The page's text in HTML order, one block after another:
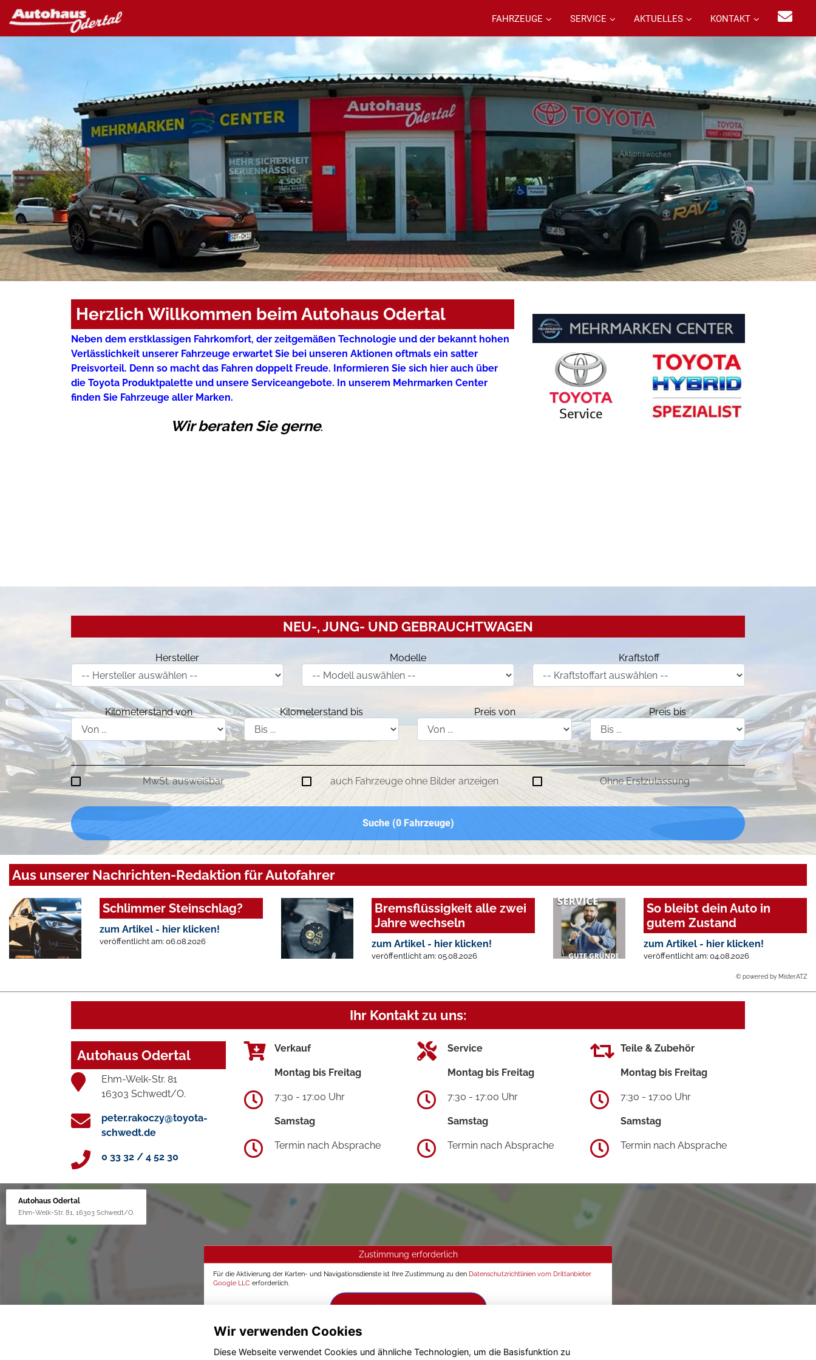
FAHRZEUGE SERVICE AKTUELLES KONTAKT
Herzlich Willkommen beim Autohaus Odertal
Neben dem erstklassigen Fahrkomfort, der zeitgemäßen Technologie und der bekannt hohen
Verlässlichkeit unserer Fahrzeuge erwartet Sie bei unseren Aktionen oftmals ein satter
Preisvorteil. Denn so macht das Fahren doppelt Freude. Informieren Sie sich hier auch über
die Toyota Produktpalette und unsere Serviceangebote. In unserem Mehrmarken Center
finden Sie Fahrzeuge aller Marken.
Wir beraten Sie gerne.
NEU-, JUNG- UND GEBRAUCHTWAGEN
Hersteller Modelle Kraftstoff
Kilometerstand von Kilometerstand bis Preis von Preis bis
MwSt. ausweisbar auch Fahrzeuge ohne Bilder anzeigen Ohne Erstzulassung
Suche (0Fahrzeuge)
Aus unserer Nachrichten-Redaktion für Autofahrer
Schlimmer Steinschlag?
zum Artikel - hier klicken!
veröffentlicht am: 06.08.2026
Bremsflüssigkeit alle zwei
Jahre wechseln
zum Artikel - hier klicken!
veröffentlicht am: 05.08.2026
So bleibt dein Auto in
gutem Zustand
zum Artikel - hier klicken!
veröffentlicht am: 04.08.2026
© powered by MisterATZ
Ihr Kontakt zu uns:
Autohaus Odertal
Ehm-Welk-Str. 81
16303 Schwedt/O.
peter.rakoczy@toyota-
schwedt.de
0 33 32 / 4 52 30
Verkauf
Montag bis Freitag
7:30 - 17:00 Uhr
Samstag
Termin nach Absprache
Service
Montag bis Freitag
7:30 - 17:00 Uhr
Samstag
Termin nach Absprache
Teile & Zubehör
Montag bis Freitag
7:30 - 17:00 Uhr
Samstag
Termin nach Absprache
Autohaus Odertal
Ehm-Welk-Str. 81, 16303 Schwedt/O.
Zustimmung erforderlich
Für die Aktivierung der Karten- und Navigationsdienste ist Ihre Zustimmung zu den Datenschutzrichtlinien vom Drittanbieter
Google LLC erforderlich.
Wir verwenden Cookies
Diese Webseite verwendet Cookies und ähnliche Technologien, um die Basisfunktion zu